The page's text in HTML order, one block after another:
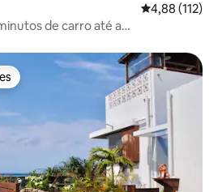
4,88 de uma
4,88 (112)
de carro até a